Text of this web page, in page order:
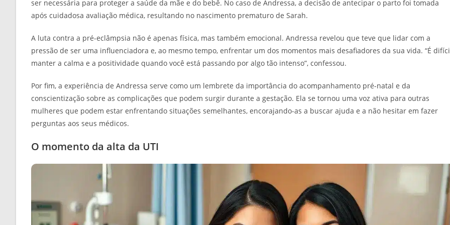
ser necessária para proteger a saúde da mãe e do bebê. No caso de Andressa, a decisão de antecipar o parto foi tomada
após cuidadosa avaliação médica, resultando no nascimento prematuro de Sarah.
A luta contra a pré-eclâmpsia não é apenas física, mas também emocional. Andressa revelou que teve que lidar com a
pressão de ser uma influenciadora e, ao mesmo tempo, enfrentar um dos momentos mais desafiadores da sua vida. “É
manter a calma e a positividade quando você está passando por algo tão intenso”, confessou.
Por fim, a experiência de Andressa serve como um lembrete da importância do acompanhamento pré-natal e da
conscientização sobre as complicações que podem surgir durante a gestação. Ela se tornou uma voz ativa para outras
mulheres que podem estar enfrentando situações semelhantes, encorajando-as a buscar ajuda e a não hesitar em fazer
perguntas aos seus médicos.
O momento da alta da UTI